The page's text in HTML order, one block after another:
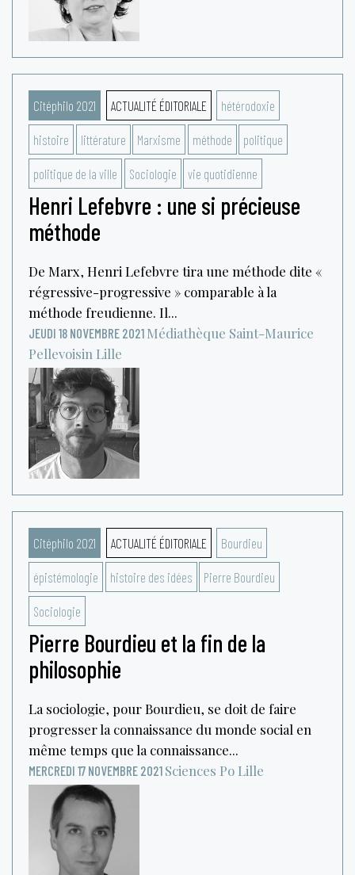
Citéphilo 2021 ACTUALITÉ ÉDITORIALE hétérodoxie
histoire littérature Marxisme méthode politique
politique de la ville Sociologie vie quotidienne
Henri Lefebvre : une si précieuse
méthode
De Marx, Henri Lefebvre tira une méthode dite «
régressive-progressive » comparable à la
méthode freudienne. Il...
JEUDI 18 NOVEMBRE 2021 Médiathèque Saint-Maurice
Pellevoisin Lille
Citéphilo 2021 ACTUALITÉ ÉDITORIALE Bourdieu
épistémologie histoire des idées Pierre Bourdieu
Sociologie
Pierre Bourdieu et la fin de la
philosophie
La sociologie, pour Bourdieu, se doit de faire
progresser la connaissance du monde social en
même temps que la connaissance...
MERCREDI 17 NOVEMBRE 2021 Sciences Po Lille